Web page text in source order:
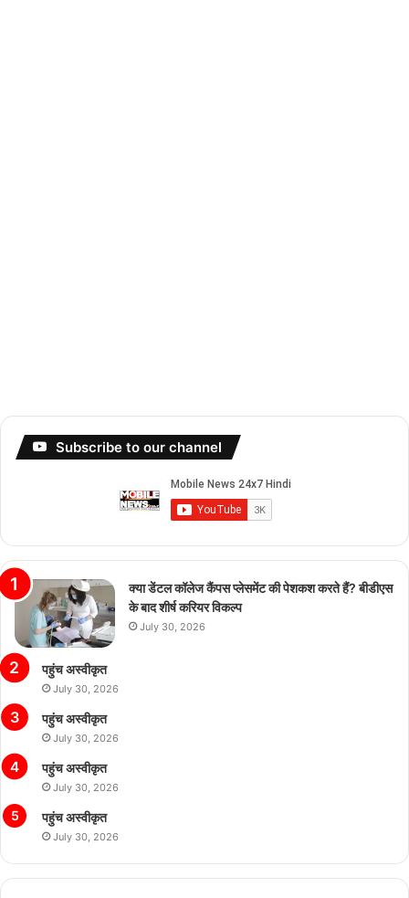
Subscribe to our channel
क्या डेंटल कॉलेज कैंपस प्लेसमेंट की पेशकश करते हैं? बीडीएस
के बाद शीर्ष करियर विकल्प
July 30, 2026
पहुंच अस्वीकृत
July 30, 2026
पहुंच अस्वीकृत
July 30, 2026
पहुंच अस्वीकृत
July 30, 2026
पहुंच अस्वीकृत
July 30, 2026